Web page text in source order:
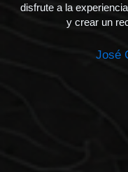
disfrute a la
y crear un
José